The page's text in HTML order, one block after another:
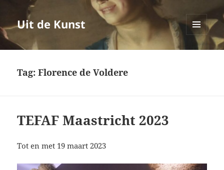
Uit de Kunst
MENU
EN
Tag:Florence de Voldere
TEFAF Maastricht 2023
Tot en met 19 maart 2023